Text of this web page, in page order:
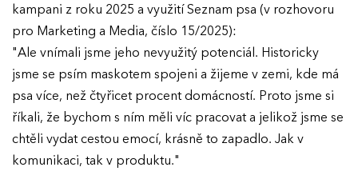
kampani z roku 2025 a využití Seznam psa (v rozhovoru
pro Marketing a Media, číslo 15/2025):
"Ale vnímali jsme jeho nevyužitý potenciál. Historicky
jsme se psím maskotem spojeni a žijeme v zemi, kde má
psa více, než čtyřicet procent domácností. Proto jsme si
říkali, že bychom s ním měli víc pracovat a jelikož jsme se
chtěli vydat cestou emocí, krásně to zapadlo. Jak v
komunikaci, tak v produktu."